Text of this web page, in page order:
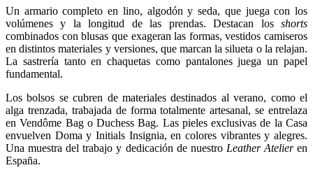
Un armario completo en lino, algodón y seda, que juega con los
volúmenes y la longitud de las prendas. Destacan los shorts
combinados con blusas que exageran las formas, vestidos camiseros
en distintos materiales y versiones, que marcan la silueta o la relajan.
La sastrería tanto en chaquetas como pantalones juega un papel
fundamental.
Los bolsos se cubren de materiales destinados al verano, como el
alga trenzada, trabajada de forma totalmente artesanal, se entrelaza
en Vendôme Bag o Duchess Bag. Las pieles exclusivas de la Casa
envuelven Doma y Initials Insignia, en colores vibrantes y alegres.
Una muestra del trabajo y dedicación de nuestro Leather Atelieren
España.